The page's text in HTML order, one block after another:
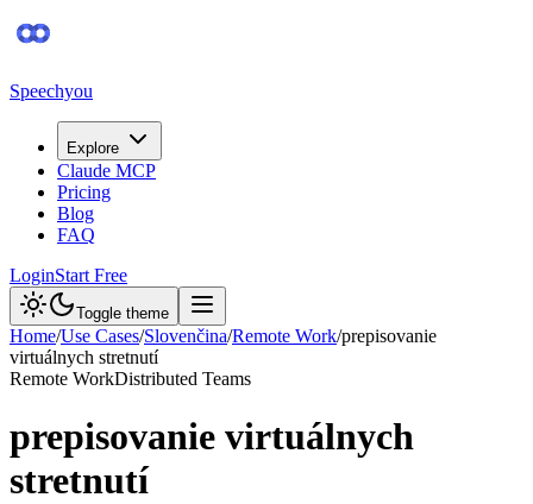
Speechyou
Explore
Claude MCP
Pricing
Blog
FAQ
LoginStart Free
Toggle theme
Home/Use Cases/Slovenčina/Remote Work/prepisovanie
virtuálnych stretnutí
Remote WorkDistributed Teams
prepisovanie virtuálnych
stretnutí